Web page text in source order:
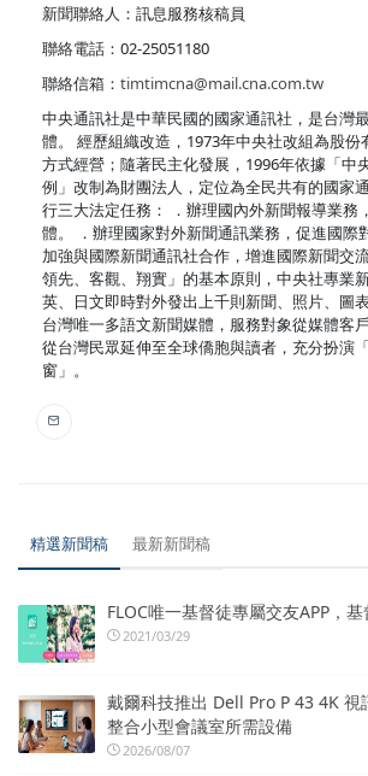
新聞聯絡人：訊息服務核稿員
聯絡電話：02-25051180
聯絡信箱： timtimcna@mail.cna.com.tw
中央通訊社是中華民國的國家通訊社，是台灣
體。 經歷組織改造，1973年中央社改組為股份
方式經營；隨著民主化發展，1996年依據「中
例」改制為財團法人，定位為全民共有的國家
行三大法定任務： ．辦理國內外新聞報導業務
體。 ．辦理國家對外新聞通訊業務，促進國際
加強與國際新聞通訊社合作，增進國際新聞交
領先、客觀、翔實」的基本原則，中央社專業
英、日文即時對外發出上千則新聞、照片、圖
台灣唯一多語文新聞媒體，服務對象從媒體客
從台灣民眾延伸至全球僑胞與讀者，充分扮演
窗」。
精選新聞稿 最新新聞稿
FLOC唯一基督徒專屬交友APP，
2021/03/29
戴爾科技推出 Dell Pro P 43 4K
整合小型會議室所需設備
2026/08/07